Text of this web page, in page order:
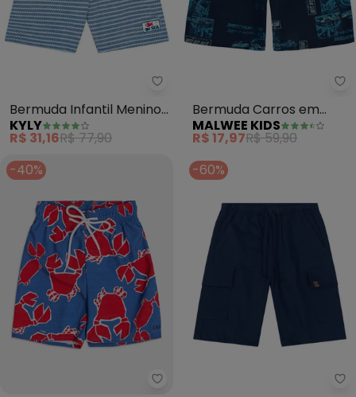
Kyly - Bermuda Infantil Menino
Bermuda Infantil Menino
Listras (Azul)
KYLY
R$ 31,16R$ 77,90
Bermuda Carros em
Microfibra (Azul Marinho)
MALWEE KIDS
R$ 17,97R$ 59,90
-40%
Bimbi - Bermuda de Tactel
-60%